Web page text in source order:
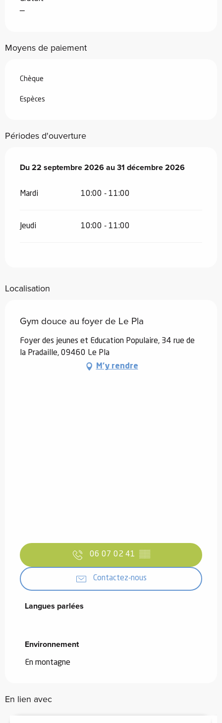
—
Moyens de paiement
Chèque
Espèces
Périodes d'ouverture
Du22 septembre 2026au31 décembre 2026
Du22 septembre 2026au31 décembre 2026
Mardi 10:00 - 11:00
Jeudi 10:00 - 11:00
Localisation
Gym douce au foyer de Le Pla
Foyer des jeunes et Education Populaire, 34 rue de
la Pradaille, 09460 Le Pla
M'y rendre
06 07 02 41 ▒▒
Contactez-nous
Langues parlées
Langues parlées
Environnement
Environnement
En montagne
En lien avec